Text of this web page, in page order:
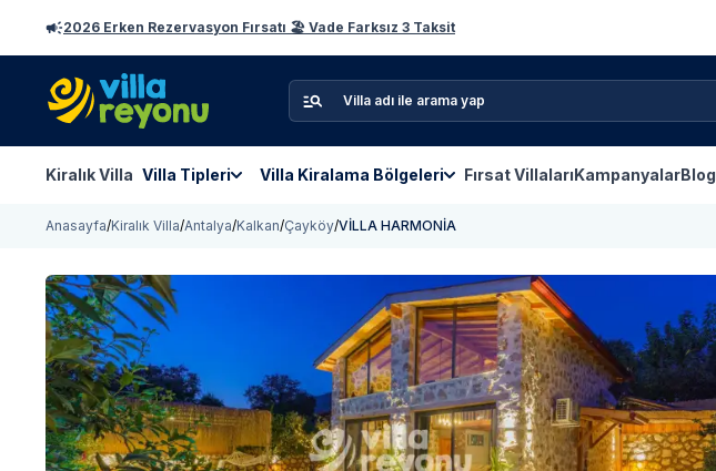
2026 Erken Rezervasyon Fırsatı 🏖️ Vade Farksız 3 Taksit
Kiralık Villa Villa Tipleri Villa Kiralama Bölgeleri Fırsat VillalarıKampanyalarBlog
Anasayfa/Kiralık Villa/Antalya/Kalkan/Çayköy/VİLLA HARMONİA